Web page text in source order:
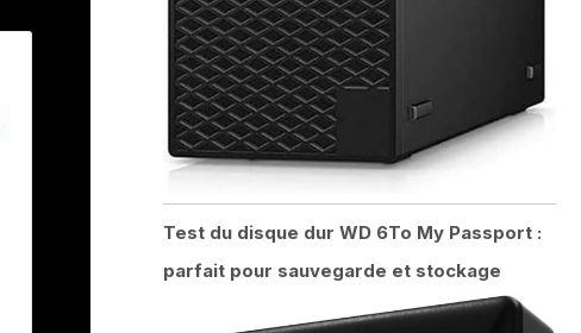
Test du disque dur WD 6To My Passport :
parfait pour sauvegarde et stockage